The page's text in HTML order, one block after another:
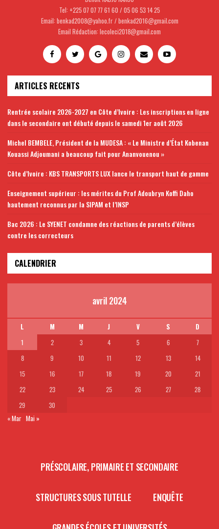
Tel: +225 07 07 77 61 60 / 05 06 53 14 25
Email: benkad2008@yahoo.fr / benkad2016@gmail.com
Email Rédaction: lecoleci2018@gmail.com
ARTICLES RECENTS
Rentrée scolaire 2026-2027 en Côte d’Ivoire : Les inscriptions en ligne
dans le secondaire ont débuté depuis le samedi 1er août 2026
Michel BEMBELE, Président de la MUDESA : « Le Ministre d’État Kobenan
Kouassi Adjoumani a beaucoup fait pour Ananvouenou »
Côte d’Ivoire : KBS TRANSPORTS LUX lance le transport haut de gamme
Enseignement supérieur : les mérites du Prof Adoubryn Koffi Daho
hautement reconnus par la SIPAM et l’INSP
Bac 2026 : Le SYENET condamne des réactions de parents d’élèves
contre les correcteurs
CALENDRIER
avril 2024
L M M J V S
D
1
2 3 4 5 6
7
8
9 10 11 12 13
14
15
16 17 18 19 20
21
22
23 24 25 26 27
28
29
30
« Mar Mai »
PRÉSCOLAIRE, PRIMAIRE ET SECONDAIRE
STRUCTURES SOUS TUTELLE ENQUÊTE